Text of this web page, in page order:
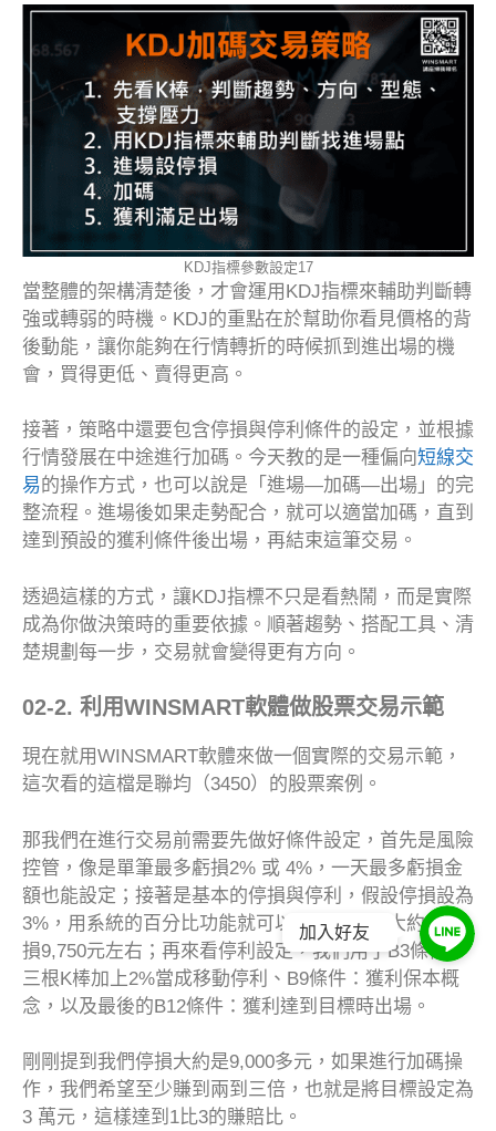
KDJ指標參數設定17
當整體的架構清楚後，才會運用KDJ指標來輔助判斷轉
強或轉弱的時機。KDJ的重點在於幫助你看見價格的背
後動能，讓你能夠在行情轉折的時候抓到進出場的機
會，買得更低、賣得更高。
接著，策略中還要包含停損與停利條件的設定，並根據
行情發展在中途進行加碼。今天教的是一種偏向短線交
易的操作方式，也可以說是「進場—加碼—出場」的完
整流程。進場後如果走勢配合，就可以適當加碼，直到
達到預設的獲利條件後出場，再結束這筆交易。
透過這樣的方式，讓KDJ指標不只是看熱鬧，而是實際
成為你做決策時的重要依據。順著趨勢、搭配工具、清
楚規劃每一步，交易就會變得更有方向。
02-2. 利用WINSMART軟體做股票交易示範
現在就用WINSMART軟體來做一個實際的交易示範，
這次看的這檔是聯均（3450）的股票案例。
那我們在進行交易前需要先做好條件設定，首先是風險
控管，像是單筆最多虧損2% 或 4%，一天最多虧損金
額也能設定；接著是基本的停損與停利，假設停損設為
3%，用系統的百分比功能就可以直接換算，大約是虧
損9,750元左右；再來看停利設定，我們用了B3條件：
三根K棒加上2%當成移動停利、B9條件：獲利保本概
念，以及最後的B12條件：獲利達到目標時出場。
剛剛提到我們停損大約是9,000多元，如果進行加碼操
作，我們希望至少賺到兩到三倍，也就是將目標設定為
3 萬元，這樣達到1比3的賺賠比。
加入好友